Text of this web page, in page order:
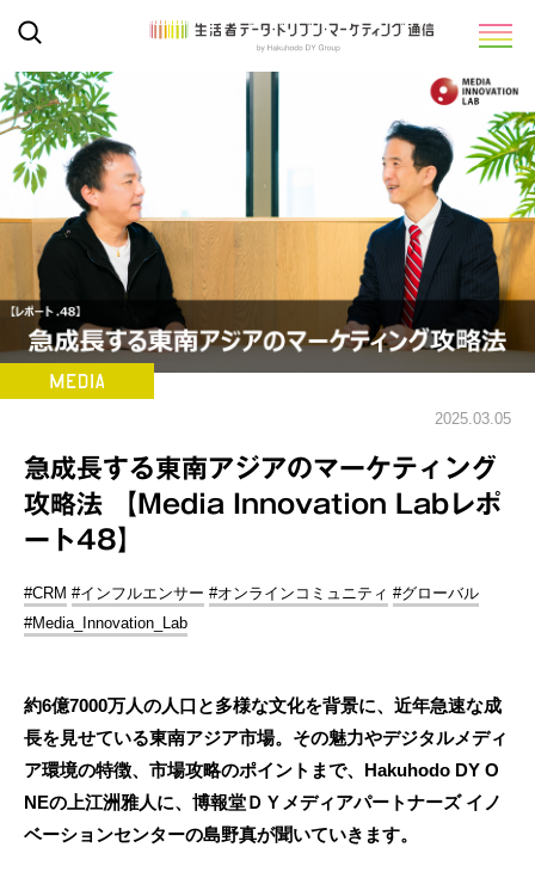
2025.03.05
急成長する東南アジアのマーケティング
攻略法 【Media Innovation Labレポ
ート48】
#CRM #インフルエンサー #オンラインコミュニティ #グローバル
#Media_Innovation_Lab
約6億7000万人の人口と多様な文化を背景に、近年急速な成
長を見せている東南アジア市場。その魅力やデジタルメディ
ア環境の特徴、市場攻略のポイントまで、Hakuhodo DY O
NEの上江洲雅人に、博報堂ＤＹメディアパートナーズ イノ
ベーションセンターの島野真が聞いていきます。